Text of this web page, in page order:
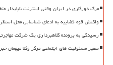
مرگ دورکاری در ایران وقتی اینترنت ناپایدار
واکنش قوه قضاییه به ادعای شناسایی محل
رسیدگی به پرونده کلاهبرداری یک شرکت مهاجرتی با حدود ۳۰۰ شاکی در
سفیر مسئولیت های اجتماعی مرکز وکلا میهمان